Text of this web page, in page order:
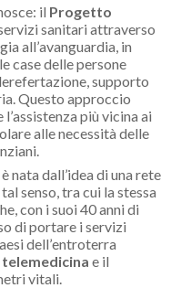
il Progetto
sanitari attraverso
all’avanguardia, in
case delle persone
supporto
Questo approccio
più vicina ai
alle necessità delle
nata dall’idea di una rete
senso, tra cui la stessa
con i suoi 40 anni di
di portare i servizi
dell’entroterra
telemedicina e il
vitali.